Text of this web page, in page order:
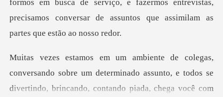
Histórico
Baixar App
usca de serviço, e fazermos entrevistas,
precisamos conversar
sando sobre um determinado assunto, e todos se
diverti